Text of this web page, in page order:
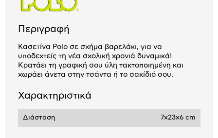
Περιγραφή
Κασετίνα Polo σε σχήμα βαρελάκι, για να
υποδεχτείς τη νέα σχολική χρονιά δυναμικά!
Κρατάει τη γραφική σου ύλη τακτοποιημένη και
χωράει άνετα στην τσάντα ή το σακίδιό σου.
Χαρακτηριστικά
Διάσταση 7x23x6 cm